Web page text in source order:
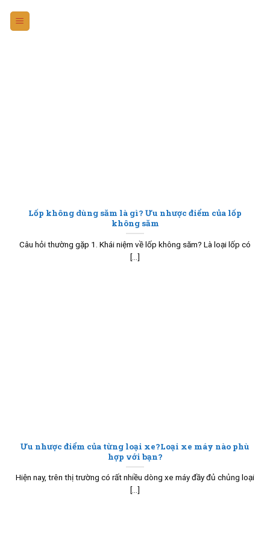
Lốp không dùng săm là gì? Ưu nhược điểm của lốp
không săm
Câu hỏi thường gặp 1. Khái niệm về lốp không săm? Là loại lốp có
[...]
Ưu nhược điểm của từng loại xe?Loại xe máy nào phù
hợp với bạn?
Hiện nay, trên thị trường có rất nhiều dòng xe máy đầy đủ chủng loại
[...]